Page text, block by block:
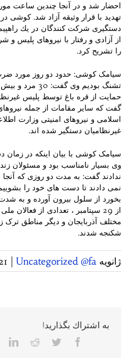
احضار شد و در آنجا چندین ساعت
تهدید با قرار وثیقه آزاد شد. كوشی
دستگیری شركت كنندگان در یك
از آزادی و رفتار با نیروهای پلیس و
را تشریح كرد.
سیامک کوشی: حدود دو روز مورد
حمایت از قره باغ توسط پلیس
گفت که سایر مقامات از جمله
اسلامی و نیروهای امنیتی وزارت
غیرنظامیان دستگیر شده اند.
سیامک کوشی با بیان اینکه در
وی بسیار نامناسب بود و مسئولان
ندادند گفت: به مدت دو روزی که
نمی دادند تا دست های خود را
بخورد از سلول بیرون آورده و به
از 29 سپتامبر ، تعدادی از
مختلف آذربایجان و دیگر مناطق
شکنجه شدند.
ژانویه 12th, 2021 Uncategorized @fa
به اشتراك بگذاريد!
Facebook
Twitter
Reddit